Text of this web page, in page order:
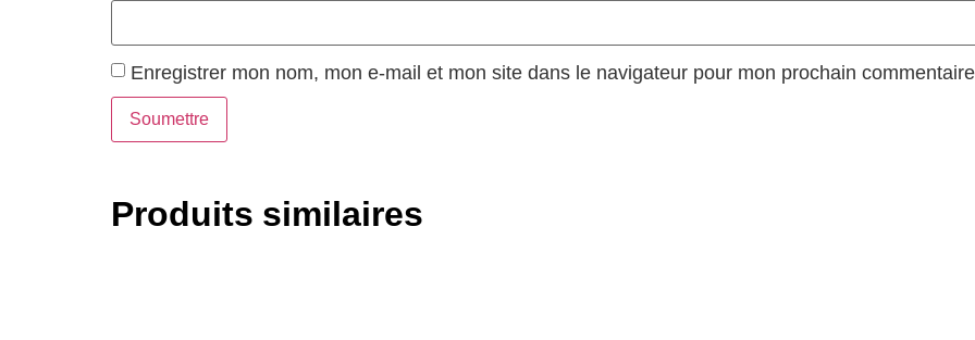
Enregistrer mon nom, mon e-mail et mon site dans le navigateur pour mon prochain
Produits similaires